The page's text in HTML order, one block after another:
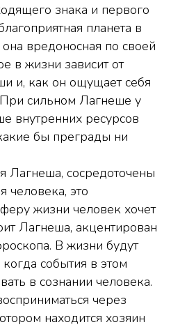
знака и первого
планета в
вредоносная по своей
в жизни зависит от
и, как он ощущает себя
сильном Лагнеше у
внутренних ресурсов
бы преграды ни
Лагнеша, сосредоточены
человека, это
жизни человек хочет
Лагнеша, акцентирован
В жизни будут
когда события в этом
в сознании человека.
через
находится хозяин